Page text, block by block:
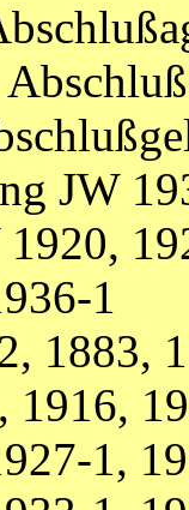
JW
1
1883,
1916,
1,